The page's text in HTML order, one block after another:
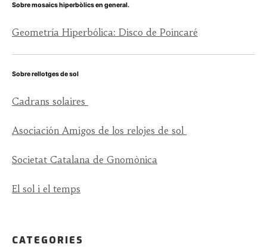
Sobre mosaics hiperbòlics en general.
Geometría Hiperbólica: Disco de Poincaré
Sobre rellotges de sol
Cadrans solaires
Asociación Amigos de los relojes de sol
Societat Catalana de Gnomònica
El sol i el temps
CATEGORIES